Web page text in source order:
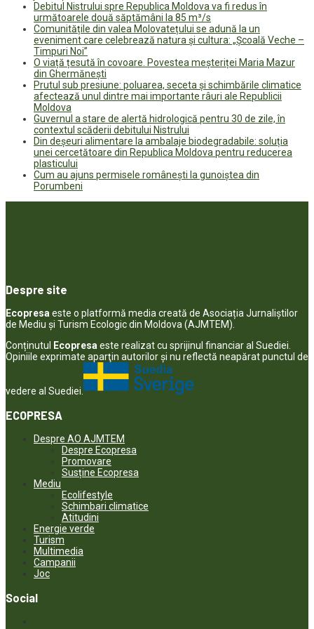
Debitul Nistrului spre Republica Moldova va fi redus în
următoarele două săptămâni la 85 m³/s
Comunitățile din valea Molovatețului se adună la un
eveniment care celebrează natura și cultura: „Școală Veche –
Timpuri Noi”
O viață țesută în covoare. Povestea meșteriței Maria Mazur
din Ghermănești
Prutul sub presiune: poluarea, seceta și schimbările climatice
afectează unul dintre mai importante râuri ale Republicii
Moldova
Guvernul a stare de alertă hidrologică pentru 30 de zile, în
contextul scăderii debitului Nistrului
Din deșeuri alimentare la ambalaje biodegradabile: soluția
unei cercetătoare din Republica Moldova pentru reducerea
plasticului
Cum au ajuns permisele românești la gunoiștea din
Porumbeni
Despre site
Ecopresaeste o platformă media creată de Asociația Jurnaliștilor
de Mediu și Turism Ecologic din Moldova (AJMTEM).
Conținutul
Ecopresaeste realizat cu sprijinul financiar al Suediei.
Opiniile exprimate aparţin autorilor şi nu reflectă neapărat punctul de
vedere al Suediei.
ECOPRESA
Despre AO AJMTEM
Despre Ecopresa
Promovare
Susține Ecopresa
Mediu
Ecolifestyle
Schimbari climatice
Atitudini
Energie verde
Turism
Multimedia
Campanii
Joc
Social